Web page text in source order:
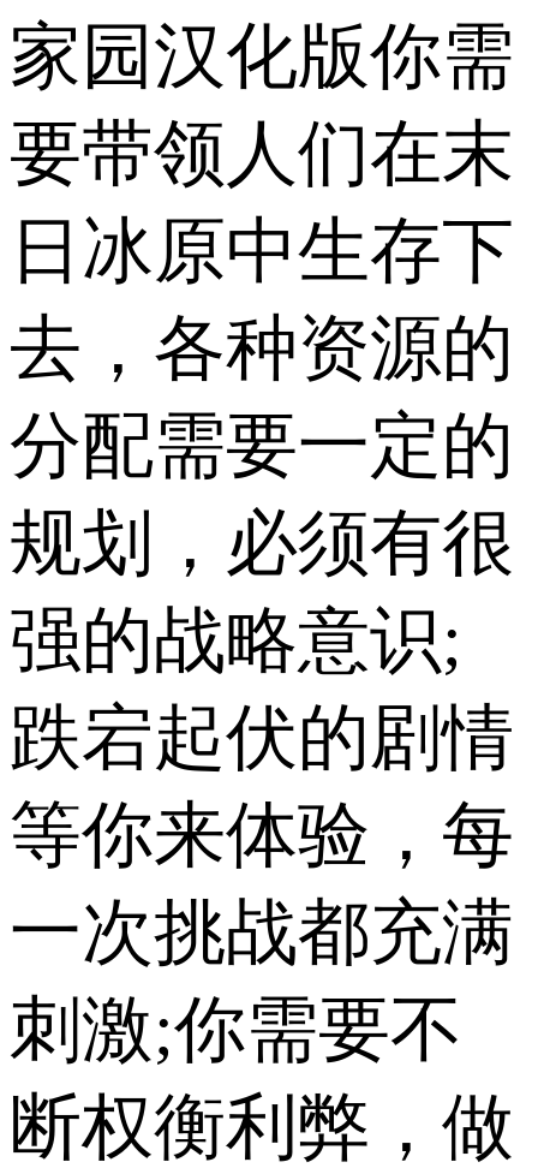
家园汉化版你需
要带领人们在末
日冰原中生存下
去，各种资源的
分配需要一定的
规划，必须有很
强的战略意识;
跌宕起伏的剧情
等你来体验，每
一次挑战都充满
刺激;你需要不
断权衡利弊，做